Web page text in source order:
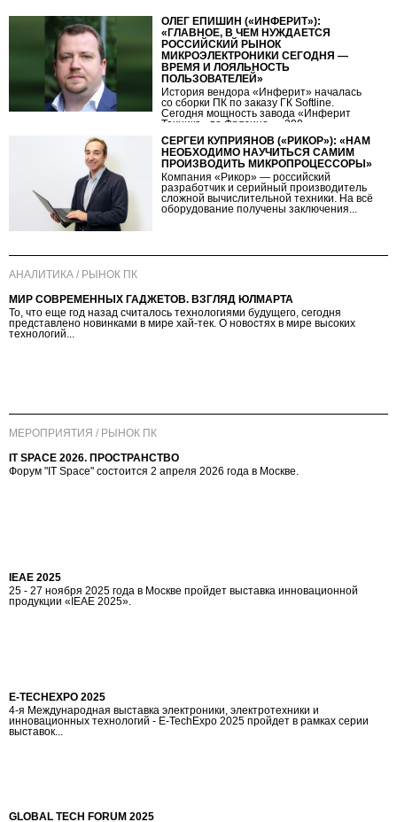
ОЛЕГ ЕПИШИН («ИНФЕРИТ»):
«ГЛАВНОЕ, В ЧЕМ НУЖДАЕТСЯ
РОССИЙСКИЙ РЫНОК
МИКРОЭЛЕКТРОНИКИ СЕГОДНЯ —
ВРЕМЯ И ЛОЯЛЬНОСТЬ
ПОЛЬЗОВАТЕЛЕЙ»
История вендора «Инферит» началась
со сборки ПК по заказу ГК Softline.
Сегодня мощность завода «Инферит
Техника» во Фрязино — 300...
СЕРГЕЙ КУПРИЯНОВ («РИКОР»): «НАМ
НЕОБХОДИМО НАУЧИТЬСЯ САМИМ
ПРОИЗВОДИТЬ МИКРОПРОЦЕССОРЫ»
Компания «Рикор» — российский
разработчик и серийный производитель
сложной вычислительной техники. На всё
оборудование получены заключения...
АНАЛИТИКА / РЫНОК ПК
МИР СОВРЕМЕННЫХ ГАДЖЕТОВ. ВЗГЛЯД ЮЛМАРТА
То, что еще год назад считалось технологиями будущего, сегодня
представлено новинками в мире хай-тек. О новостях в мире высоких
технологий...
МЕРОПРИЯТИЯ / РЫНОК ПК
IT SPACE 2026. ПРОСТРАНСТВО
Форум "IT Space" состоится 2 апреля 2026 года в Москве.
IEAE 2025
25 - 27 ноября 2025 года в Москве пройдет выставка инновационной
продукции «IEAE 2025».
E-TECHEXPO 2025
4-я Международная выставка электроники, электротехники и
инновационных технологий - E-TechExpo 2025 пройдет в рамках серии
выставок...
GLOBAL TECH FORUM 2025